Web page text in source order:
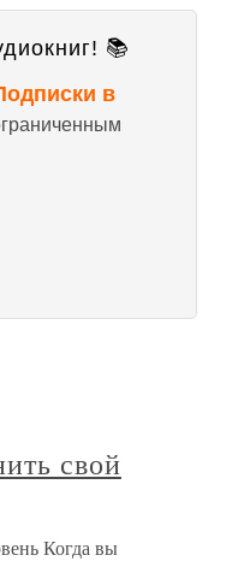
📚
в
свой
Когда вы